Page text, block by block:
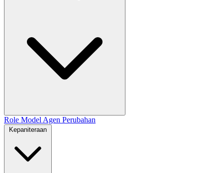
Role Model Agen Perubahan
Kepaniteraan